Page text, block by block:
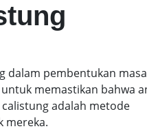
dalam pembentukan masa
memastikan bahwa
adalah metode
mereka.